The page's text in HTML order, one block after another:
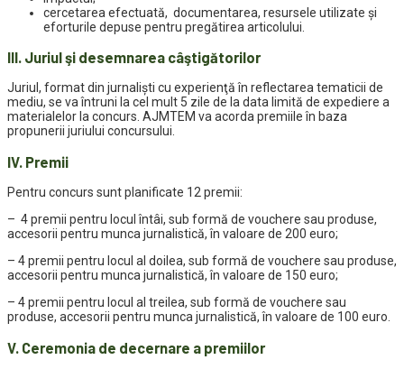
cercetarea efectuată, documentarea, resursele utilizate şi
eforturile depuse pentru pregătirea articolului.
III. Juriul şi desemnarea câştigătorilor
Juriul, format din jurnalişti cu experienţă în reflectarea tematicii de
mediu, se va întruni la cel mult 5 zile de la data limită de expediere a
materialelor la concurs. AJMTEM va acorda premiile în baza
propunerii juriului concursului.
IV. Premii
Pentru concurs sunt planificate 12 premii:
– 4 premii pentru locul întâi, sub formă de vouchere sau produse,
accesorii pentru munca jurnalistică, în valoare de 200 euro;
– 4 premii pentru locul al doilea, sub formă de vouchere sau produse,
accesorii pentru munca jurnalistică, în valoare de 150 euro;
– 4 premii pentru locul al treilea, sub formă de vouchere sau
produse, accesorii pentru munca jurnalistică, în valoare de 100 euro.
V. Ceremonia de decernare a premiilor